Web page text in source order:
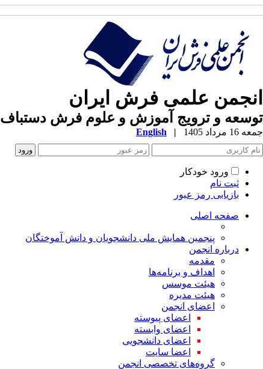
انجمن علمی فرش ایران
توسعه و ترویج آموزش و علوم فرش دستباف
جمعه 16 مرداد 1405 |
English
ورود خودکار
ثبت نام
بازیابی رمز عبور
صفحه اصلی
پنجمین همایش ملی دانشجویان و دانش آموختگان
درباره انجمن
مقدمه
اهداف و برنامه‌ها
هیئت موسس
هیئت مدیره
اعضای انجمن
اعضای پیوسته
اعضای وابسته
اعضای دانشجویی
اعضا سایت
گروه‌های تخصصی انجمن